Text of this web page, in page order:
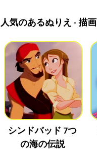
人気のあるぬりえ - 描画
シンドバッド 7つ
の海の伝説